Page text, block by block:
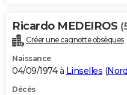
Carte de Noël
Carte Bonne année
Carte Saint-Valentin
Carte Pâques
Carte d'anniversaire
DICTIONNAIRE
Dictionnaire
Biographies
Citations
Expressions
Proverbes
PROGRAMME TV
Ricardo MEDEIROS
Créer une cagnotte obsèques
Naissance
04/09/1974 à Linselles (Nord
Décès